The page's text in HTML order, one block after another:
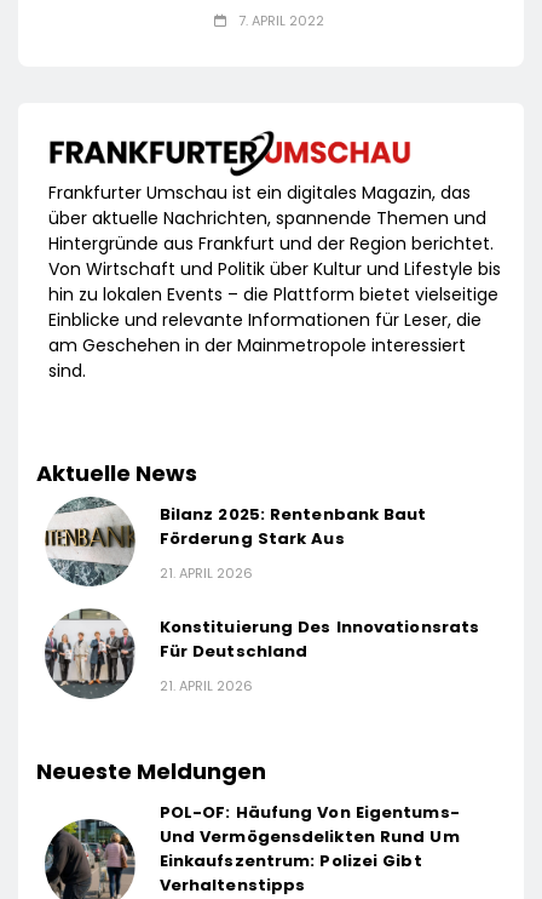
7. APRIL 2022
Frankfurter Umschau ist ein digitales Magazin, das
über aktuelle Nachrichten, spannende Themen und
Hintergründe aus Frankfurt und der Region berichtet.
Von Wirtschaft und Politik über Kultur und Lifestyle bis
hin zu lokalen Events – die Plattform bietet vielseitige
Einblicke und relevante Informationen für Leser, die
am Geschehen in der Mainmetropole interessiert
sind.
Aktuelle News
Bilanz 2025: Rentenbank Baut
Förderung Stark Aus
21. APRIL 2026
Konstituierung Des Innovationsrats
Für Deutschland
21. APRIL 2026
Neueste Meldungen
POL-OF: Häufung Von Eigentums-
Und Vermögensdelikten Rund Um
Einkaufszentrum: Polizei Gibt
Verhaltenstipps